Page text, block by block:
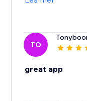
TO
great app